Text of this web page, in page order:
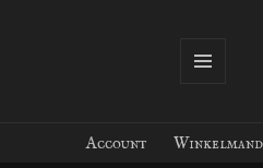
Account Winkelmand